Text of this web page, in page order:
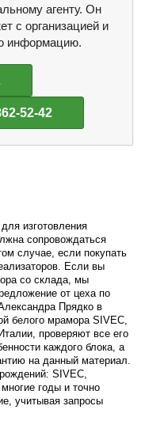
агенту. Он
с организацией и
информацию.
52-42
изготовления
сопровождаться
случае, если покупать
Если вы
со склада, мы
от цеха по
Прядко в
белого мрамора SIVEC,
проверяют все его
каждого блока, а
на данный материал.
SIVEC,
годы и точно
учитывая запросы